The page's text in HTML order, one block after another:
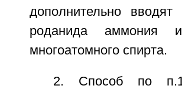
дополнительно
роданида аммония
многоатомного спирта.
2. Способ по